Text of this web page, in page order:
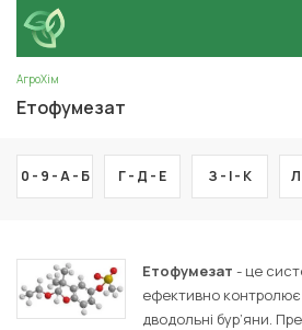
АгроХім
Етофумезат
0 - 9 -А - Б Г - Д - Е З - І - К
Етофумезат - це
ефективно контролює
дводольні бур’яни.